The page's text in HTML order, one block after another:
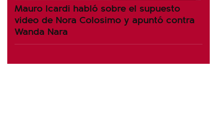
Mauro Icardi habló sobre el supuesto
video de Nora Colosimo y apuntó contra
Wanda Nara